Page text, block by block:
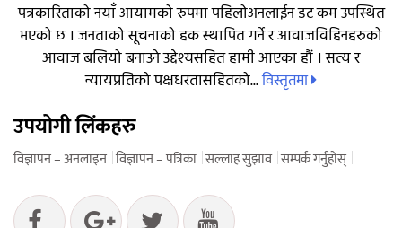
पत्रकारिताको नयाँ आयामको रुपमा पहिलोअनलाईन डट कम उपस्थित
भएको छ । जनताको सूचनाको हक स्थापित गर्ने र आवाजविहिनहरुको
आवाज बलियो बनाउने उद्देश्यसहित हामी आएका हौं । सत्य र
न्यायप्रतिको पक्षधरतासहितको...विस्तृतमा
उपयोगी लिंकहरु
विज्ञापन – अनलाइन विज्ञापन – पत्रिका सल्लाह सुझाव सम्पर्क गर्नुहोस्